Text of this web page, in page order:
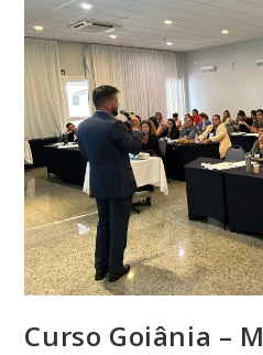
Curso Goiânia –